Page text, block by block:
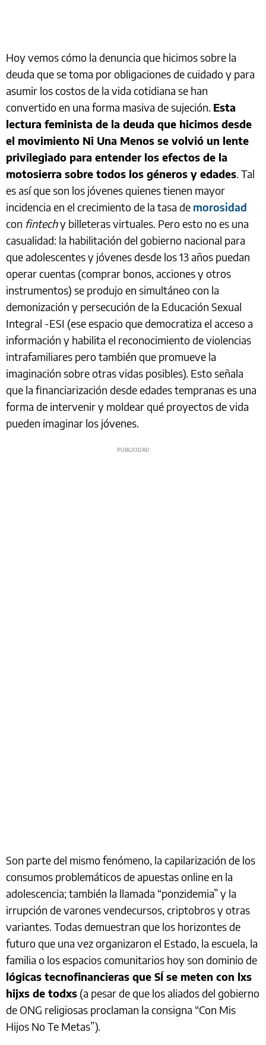
Hoy vemos cómo la denuncia que hicimos sobre la
deuda que se toma por obligaciones de cuidado y para
asumir los costos de la vida cotidiana se han
convertido en una forma masiva de sujeción. Esta
lectura feminista de la deuda que hicimos desde
el movimiento Ni Una Menos se volvió un lente
privilegiado para entender los efectos de la
motosierra sobre todos los géneros y edades. Tal
es así que son los jóvenes quienes tienen mayor
incidencia en el crecimiento de la tasa de morosidad
con fintechy billeteras virtuales. Pero esto no es una
casualidad: la habilitación del gobierno nacional para
que adolescentes y jóvenes desde los 13 años puedan
operar cuentas (comprar bonos, acciones y otros
instrumentos) se produjo en simultáneo con la
demonización y persecución de la Educación Sexual
Integral -ESI (ese espacio que democratiza el acceso a
información y habilita el reconocimiento de violencias
intrafamiliares pero también que promueve la
imaginación sobre otras vidas posibles). Esto señala
que la financiarización desde edades tempranas es una
forma de intervenir y moldear qué proyectos de vida
pueden imaginar los jóvenes.
Son parte del mismo fenómeno, la capilarización de los
consumos problemáticos de apuestas online en la
adolescencia; también la llamada “ponzidemia” y la
irrupción de varones vendecursos, criptobros y otras
variantes. Todas demuestran que los horizontes de
futuro que una vez organizaron el Estado, la escuela, la
familia o los espacios comunitarios hoy son dominio de
lógicas tecnofinancieras que SÍ se meten con lxs
hijxs de todxs (a pesar de que los aliados del gobierno
de ONG religiosas proclaman la consigna “Con Mis
Hijos No Te Metas”).